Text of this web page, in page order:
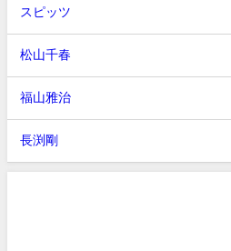
スピッツ
松山千春
福山雅治
長渕剛